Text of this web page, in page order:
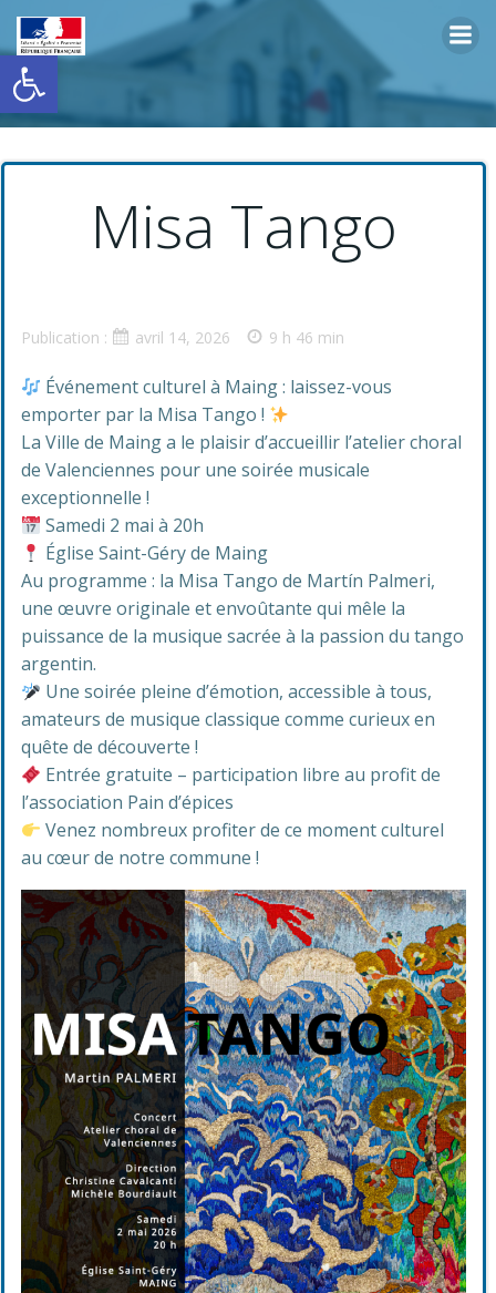
Ouvrir la barre d’outils
contenu
Misa Tango
Publication : avril 14, 2026 9 h 46 min
Événement culturel à Maing : laissez-vous
emporter par la Misa Tango !
La Ville de Maing a le plaisir d’accueillir l’atelier choral
de Valenciennes pour une soirée musicale
exceptionnelle !
Samedi 2 mai à 20h
Église Saint-Géry de Maing
Au programme : la Misa Tango de Martín Palmeri,
une œuvre originale et envoûtante qui mêle la
puissance de la musique sacrée à la passion du tango
argentin.
Une soirée pleine d’émotion, accessible à tous,
amateurs de musique classique comme curieux en
quête de découverte !
Entrée gratuite – participation libre au profit de
l’association Pain d’épices
Venez nombreux profiter de ce moment culturel
au cœur de notre commune !